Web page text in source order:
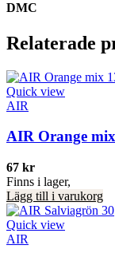
DMC
Relaterade
Quick view
AIR
AIR Orange
67 kr
Finns i lager,
Lägg till i varukorg
Quick view
AIR